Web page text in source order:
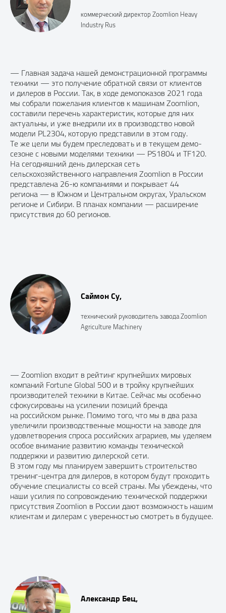
коммерческий директор Zoomlion Heavy
Industry Rus
— Главная задача нашей демонстрационной программы
техники — это получение обратной связи от клиентов
и дилеров в России. Так, в ходе демопоказов 2021 года
мы собрали пожелания клиентов к машинам Zoomlion,
составили перечень характеристик, которые для них
актуальны, и уже внедрили их в производство новой
модели PL2304, которую представили в этом году.
Те же цели мы будем преследовать и в текущем демо-
сезоне с новыми моделями техники — PS1804 и TF120.
На сегодняшний день дилерская сеть
сельскохозяйственного направления Zoomlion в России
представлена 26-ю компаниями и покрывает 44
региона — в Южном и Центральном округах, Уральском
регионе и Сибири. В планах компании — расширение
присутствия до 60 регионов.
Саймон Су,
технический руководитель завода Zoomlion
Agriculture Machinery
— Zoomlion входит в рейтинг крупнейших мировых
компаний Fortune Global 500 и в тройку крупнейших
производителей техники в Китае. Сейчас мы особенно
сфокусированы на усилении позиций бренда
на российском рынке. Помимо того, что мы в два раза
увеличили производственные мощности на заводе для
удовлетворения спроса российских аграриев, мы уделяем
особое внимание развитию команды технической
поддержки и развитию дилерской сети.
В этом году мы планируем завершить строительство
тренинг-центра для дилеров, в котором будут проходить
обучение специалисты со всей страны. Мы убеждены, что
наши усилия по сопровождению технической поддержки
присутствия Zoomlion в России дают возможность нашим
клиентам и дилерам с уверенностью смотреть в будущее.
Александр Бец,